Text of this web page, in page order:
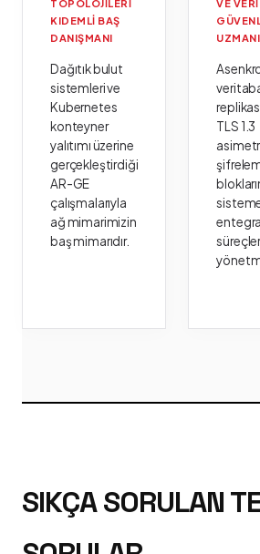
TOPOLOJILERI
KIDEMLI BAŞ
DANIŞMANI
Dağıtık bulut
sistemleri ve
Kubernetes
konteyner
yalıtımı üzerine
gerçekleştirdiği
AR-GE
çalışmalarıyla
ağ mimarimizin
baş mimarıdır.
VE VERI
UZMANI
TLS 1.3
SIKÇA SORULAN